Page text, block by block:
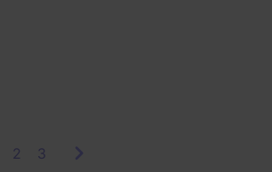
Showing
2 3